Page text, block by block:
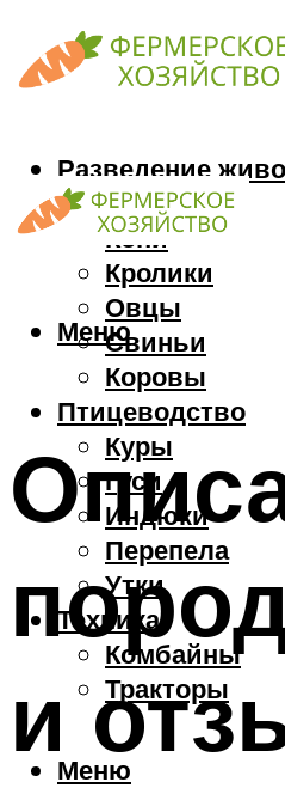
Разведение
Козы
Кони
Кролики
Овцы
Свиньи
Коровы
Птицеводство
Куры
Гуси
Индюки
Перепела
Утки
Техника
Комбайны
Тракторы
Меню
Меню
и